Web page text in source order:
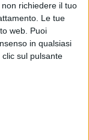
richiedere il tuo
Le tue
web. Puoi
in qualsiasi
sul pulsante
CMR,